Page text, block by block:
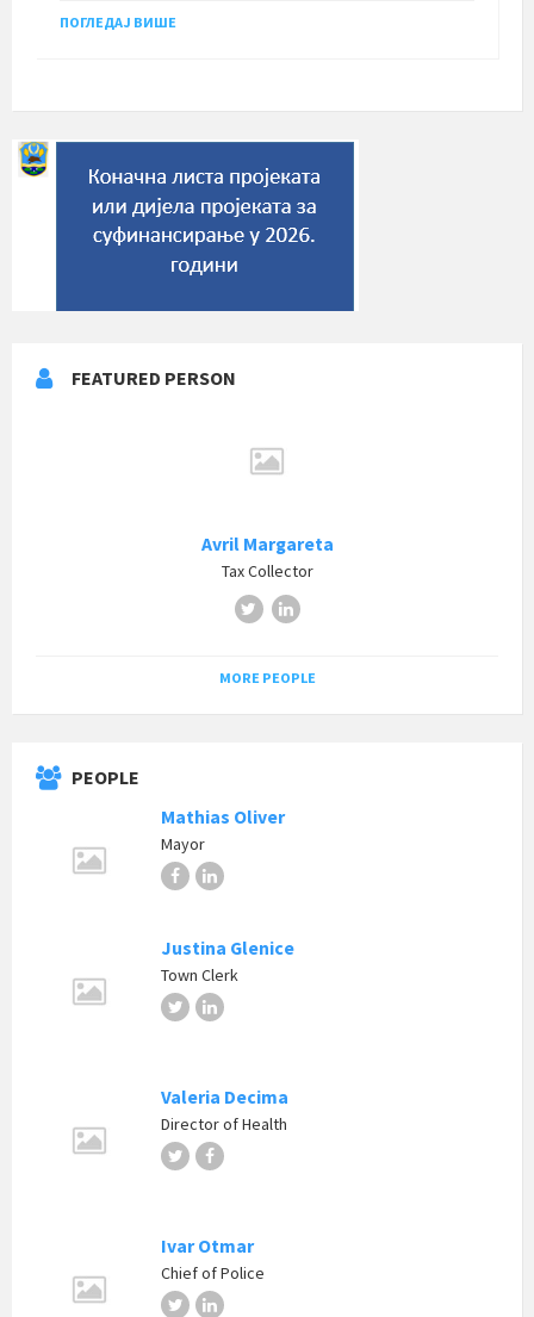
ПОГЛЕДАЈ ВИШЕ
FEATURED PERSON
Avril Margareta
Tax Collector
TwitterLinkedIn
MORE PEOPLE
PEOPLE
Mathias Oliver
Mayor
FacebookLinkedIn
Justina Glenice
Town Clerk
TwitterLinkedIn
Valeria Decima
Director of Health
TwitterFacebook
Ivar Otmar
Chief of Police
TwitterLinkedIn